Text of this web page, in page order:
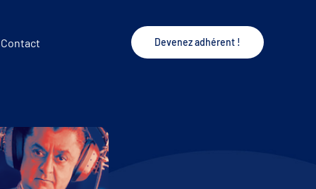
Contact Devenez adhérent !